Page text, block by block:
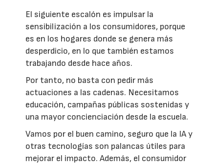
El siguiente escalón es impulsar la
sensibilización a los consumidores, porque
es en los hogares donde se genera más
desperdicio, en lo que también estamos
trabajando desde hace años.
Por tanto, no basta con pedir más
actuaciones a las cadenas. Necesitamos
educación, campañas públicas sostenidas y
una mayor concienciación desde la escuela.
Vamos por el buen camino, seguro que la IA y
otras tecnologías son palancas útiles para
mejorar el impacto. Además, el consumidor